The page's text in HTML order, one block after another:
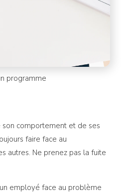
programme
comportement et de ses
faire face au
autres. Ne prenez pas la fuite
employé face au problème